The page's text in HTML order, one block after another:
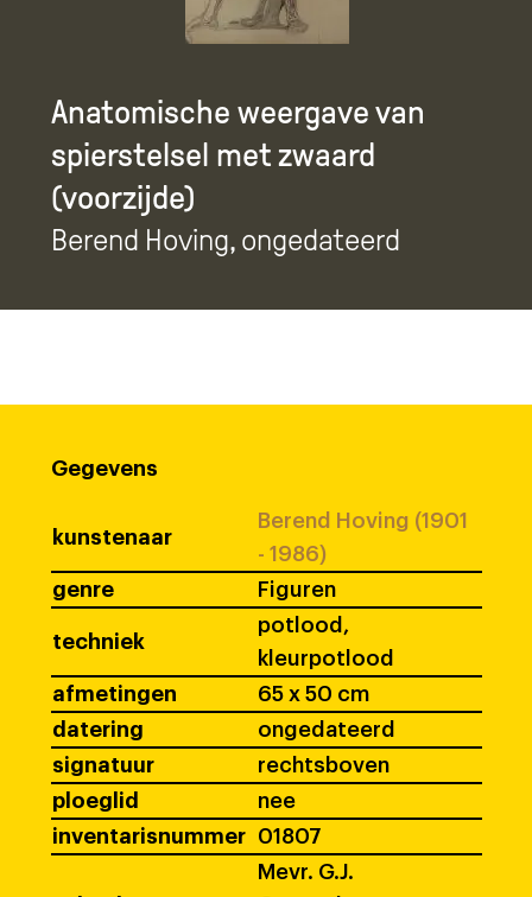
Anatomische weergave van
spierstelsel met zwaard
(voorzijde)
Berend Hoving, ongedateerd
Gegevens
kunstenaar
Berend Hoving (1901
- 1986)
genre
Figuren
techniek
potlood,
kleurpotlood
afmetingen
65 x 50 cm
datering
ongedateerd
signatuur
rechtsboven
ploeglid
nee
inventarisnummer
01807
Mevr. G.J.